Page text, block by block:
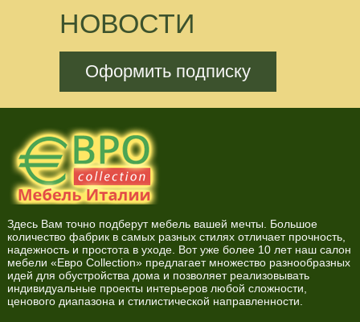
НОВОСТИ
Оформить подписку
Здесь Вам точно подберут мебель вашей мечты. Большое
количество фабрик в самых разных стилях отличает прочность,
надежность и простота в уходе. Вот уже более 10 лет наш салон
мебели «Евро Collection» предлагает множество разнообразных
идей для обустройства дома и позволяет реализовывать
индивидуальные проекты интерьеров любой сложности,
ценового диапазона и стилистической направленности.